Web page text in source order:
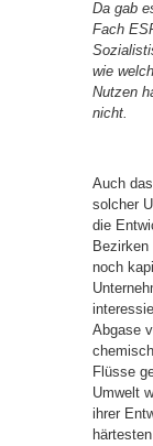
Da gab
Fach
wie
Nutzen
nicht.
Auch
solcher
die
noch
Abgase
Flüsse
Umwelt
ihrer